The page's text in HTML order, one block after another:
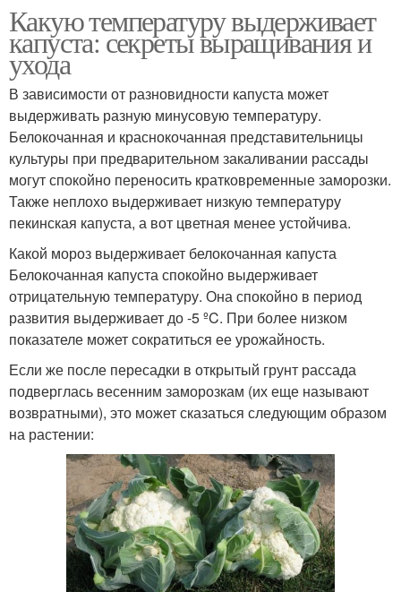
Какую температуру выдерживает
капуста: секреты выращивания и
ухода
В зависимости от разновидности капуста может
выдерживать разную минусовую температуру.
Белокочанная и краснокочанная представительницы
культуры при предварительном закаливании рассады
могут спокойно переносить кратковременные заморозки.
Также неплохо выдерживает низкую температуру
пекинская капуста, а вот цветная менее устойчива.
Какой мороз выдерживает белокочанная капуста
Белокочанная капуста спокойно выдерживает
отрицательную температуру. Она спокойно в период
развития выдерживает до -5 ºC. При более низком
показателе может сократиться ее урожайность.
Если же после пересадки в открытый грунт рассада
подверглась весенним заморозкам (их еще называют
возвратными), это может сказаться следующим образом
на растении: